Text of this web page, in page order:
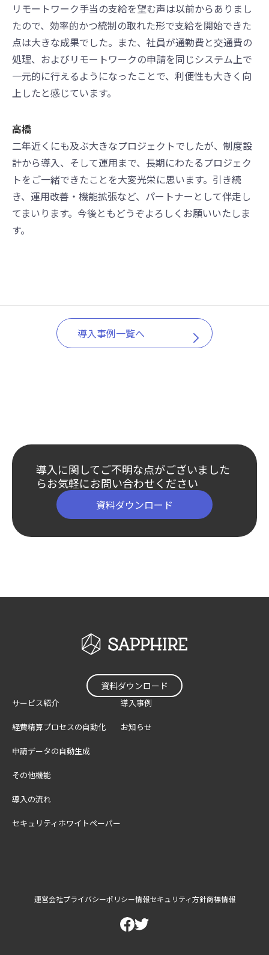
リモートワーク手当の支給を望む声は以前からありまし
たので、効率的かつ統制の取れた形で支給を開始できた
点は大きな成果でした。また、社員が通勤費と交通費の
処理、およびリモートワークの申請を同じシステム上で
一元的に行えるようになったことで、利便性も大きく向
上したと感じています。
高橋
二年近くにも及ぶ大きなプロジェクトでしたが、制度設
計から導入、そして運用まで、長期にわたるプロジェク
トをご一緒できたことを大変光栄に思います。引き続
き、運用改善・機能拡張など、パートナーとして伴走し
てまいります。今後ともどうぞよろしくお願いいたしま
す。
導入事例一覧へ
導入に関してご不明な点がございました
らお気軽にお問い合わせください
資料ダウンロード
資料ダウンロード
サービス紹介
経費精算プロセスの自動化
申請データの自動生成
その他機能
導入の流れ
セキュリティホワイトペーパー
導入事例
お知らせ
運営会社プライバシーポリシー情報セキュリティ方針商標情報